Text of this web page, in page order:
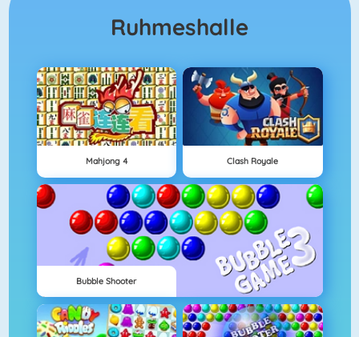
Ruhmeshalle
Mahjong 4 Clash Royale
Bubble Shooter